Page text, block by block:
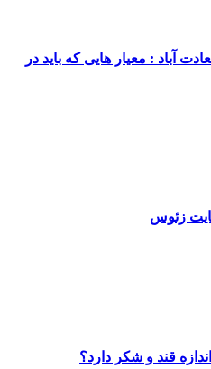
آباد : معیار هایی که باید در
زئوس
قند و شکر دارد؟